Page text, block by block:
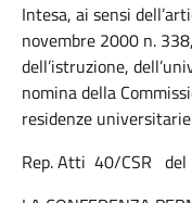
Intesa, ai sensi
novembre 2000 n.
dell’istruzione,
nomina della
residenze
Rep. Atti 40/CSR del